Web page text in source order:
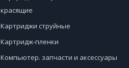
красящие
Картриджи струйные
Картридж-пленки
Компьютер. запчасти и аксессуары